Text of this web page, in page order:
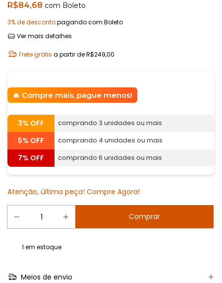
R$84,68 com Boleto
3% de descontopagando com Boleto
Ver mais detalhes
Frete grátis a partir deR$249,00
Compre mais, pague menos!
3% OFF comprando 3 unidades ou mais
5% OFF comprando 4 unidades ou mais
7% OFF comprando 6 unidades ou mais
Atenção, última peça! Compre Agora!
1 em estoque
Meios de envio